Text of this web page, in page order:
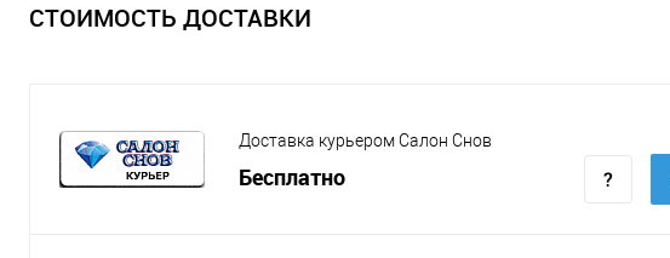
СТОИМОСТЬ ДОСТАВКИ
Доставка курьером Салон Снов
Бесплатно